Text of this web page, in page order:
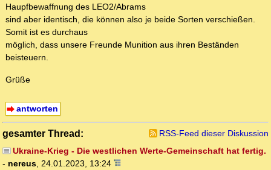
Haupfbewaffnung des LEO2/Abrams
sind aber identisch, die können also je beide Sorten verschießen.
Somit ist es durchaus
möglich, dass unsere Freunde Munition aus ihren Beständen
beisteuern.
Grüße
antworten
gesamter Thread:
RSS-Feed dieser Diskussion
Ukraine-Krieg - Die westlichen Werte-Gemeinschaft hat fertig.
- nereus, 24.01.2023, 13:24